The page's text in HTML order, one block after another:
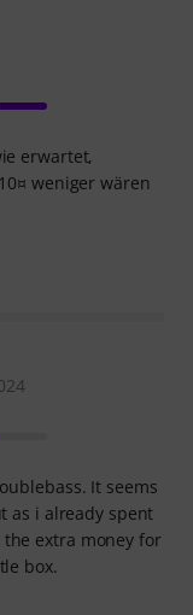
erwartet,
weniger wären
It seems
as i already spent
extra money for
box.